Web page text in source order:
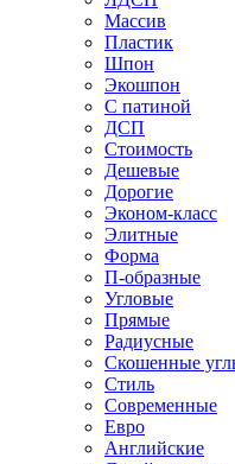
Массив
Пластик
Шпон
Экошпон
С патиной
ДСП
Стоимость
Дешевые
Дорогие
Эконом-класс
Элитные
Форма
П-образные
Угловые
Прямые
Радиусные
Скошенные
Стиль
Современные
Евро
Английские